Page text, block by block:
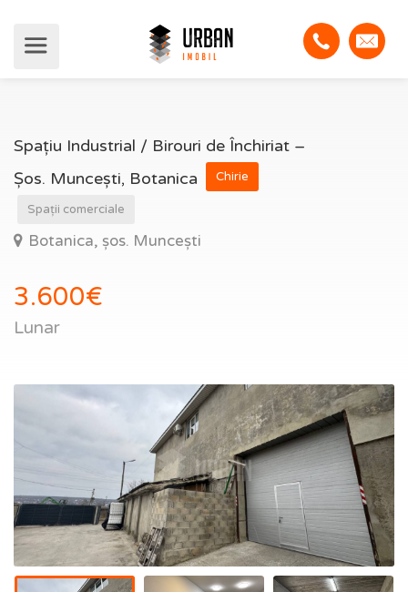
Spațiu Industrial / Birouri de Închiriat –
Șos. Muncești, Botanica
Chirie
Spații comerciale
Botanica, şos. Munceşti
3.600€
Lunar